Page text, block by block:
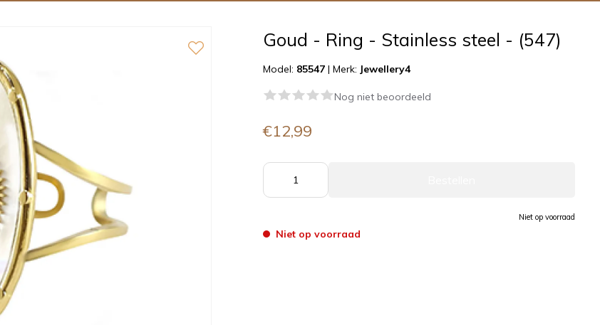
Goud - Ring - Stainless steel - (547)
Model: 85547 | Merk: Jewellery4
Nog niet beoordeeld
€12,99
Niet op voorraad
Niet op voorraad